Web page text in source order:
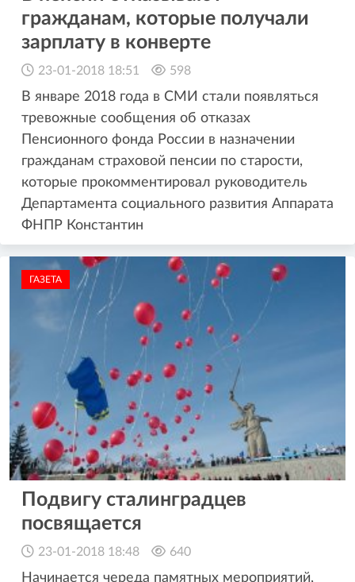
гражданам, которые получали
зарплату в конверте
23-01-2018 18:51 598
В январе 2018 года в СМИ стали появляться
тревожные сообщения об отказах
Пенсионного фонда России в назначении
гражданам страховой пенсии по старости,
которые прокомментировал руководитель
Департамента социального развития Аппарата
ФНПР Константин
ГАЗЕТА
Подвигу сталинградцев
посвящается
23-01-2018 18:48 640
Начинается череда памятных мероприятий,